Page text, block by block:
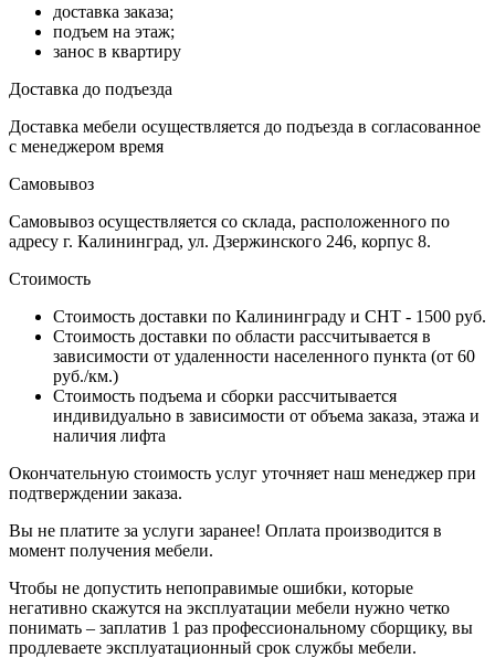
доставка заказа;
подъем на этаж;
занос в квартиру
Доставка до подъезда
Доставка мебели осуществляется до подъезда в согласованное
с менеджером время
Самовывоз
Самовывоз осуществляется со склада, расположенного по
адресу г. Калининград, ул. Дзержинского 246, корпус 8.
Стоимость
Стоимость доставки по Калининграду и СНТ - 1500 руб.
Стоимость доставки по области рассчитывается в
зависимости от удаленности населенного пункта (от 60
руб./км.)
Стоимость подъема и сборки рассчитывается
индивидуально в зависимости от объема заказа, этажа и
наличия лифта
Окончательную стоимость услуг уточняет наш менеджер при
подтверждении заказа.
Вы не платите за услуги заранее! Оплата производится в
момент получения мебели.
Чтобы не допустить непоправимые ошибки, которые
негативно скажутся на эксплуатации мебели нужно четко
понимать – заплатив 1 раз профессиональному сборщику, вы
продлеваете эксплуатационный срок службы мебели.